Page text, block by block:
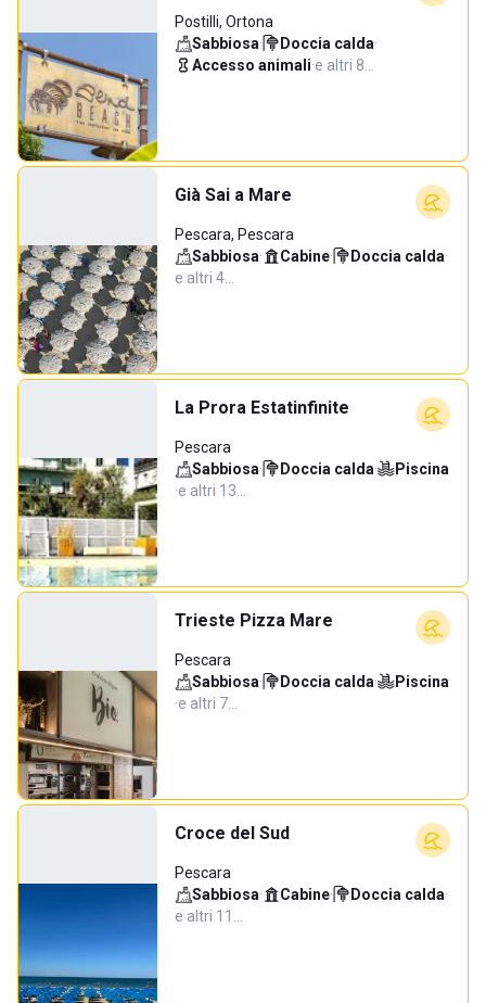
Postilli, Ortona
Sabbiosa· Doccia calda·
Accesso animali·e altri 8…
Già Sai a Mare
Pescara, Pescara
Sabbiosa· Cabine· Doccia calda·
e altri 4…
La Prora Estatinfinite
Pescara
Sabbiosa· Doccia calda·
Piscina
·e altri 13…
Trieste Pizza Mare
Pescara
Sabbiosa· Doccia calda·
Piscina
·e altri 7…
Croce del Sud
Pescara
Sabbiosa· Cabine· Doccia calda·
e altri 11…